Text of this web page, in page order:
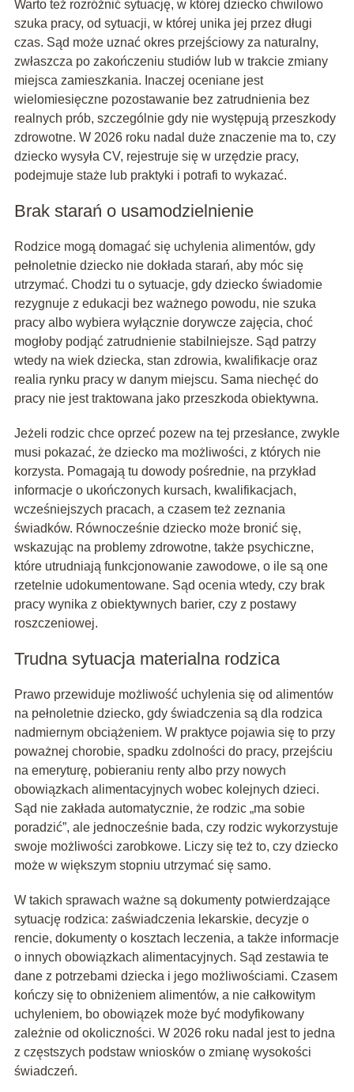
Warto też rozróżnić sytuację, w której dziecko chwilowo
szuka pracy, od sytuacji, w której unika jej przez długi
czas. Sąd może uznać okres przejściowy za naturalny,
zwłaszcza po zakończeniu studiów lub w trakcie zmiany
miejsca zamieszkania. Inaczej oceniane jest
wielomiesięczne pozostawanie bez zatrudnienia bez
realnych prób, szczególnie gdy nie występują przeszkody
zdrowotne. W 2026 roku nadal duże znaczenie ma to, czy
dziecko wysyła CV, rejestruje się w urzędzie pracy,
podejmuje staże lub praktyki i potrafi to wykazać.
Brak starań o usamodzielnienie
Rodzice mogą domagać się uchylenia alimentów, gdy
pełnoletnie dziecko nie dokłada starań, aby móc się
utrzymać. Chodzi tu o sytuacje, gdy dziecko świadomie
rezygnuje z edukacji bez ważnego powodu, nie szuka
pracy albo wybiera wyłącznie dorywcze zajęcia, choć
mogłoby podjąć zatrudnienie stabilniejsze. Sąd patrzy
wtedy na wiek dziecka, stan zdrowia, kwalifikacje oraz
realia rynku pracy w danym miejscu. Sama niechęć do
pracy nie jest traktowana jako przeszkoda obiektywna.
Jeżeli rodzic chce oprzeć pozew na tej przesłance, zwykle
musi pokazać, że dziecko ma możliwości, z których nie
korzysta. Pomagają tu dowody pośrednie, na przykład
informacje o ukończonych kursach, kwalifikacjach,
wcześniejszych pracach, a czasem też zeznania
świadków. Równocześnie dziecko może bronić się,
wskazując na problemy zdrowotne, także psychiczne,
które utrudniają funkcjonowanie zawodowe, o ile są one
rzetelnie udokumentowane. Sąd ocenia wtedy, czy brak
pracy wynika z obiektywnych barier, czy z postawy
roszczeniowej.
Trudna sytuacja materialna rodzica
Prawo przewiduje możliwość uchylenia się od alimentów
na pełnoletnie dziecko, gdy świadczenia są dla rodzica
nadmiernym obciążeniem. W praktyce pojawia się to przy
poważnej chorobie, spadku zdolności do pracy, przejściu
na emeryturę, pobieraniu renty albo przy nowych
obowiązkach alimentacyjnych wobec kolejnych dzieci.
Sąd nie zakłada automatycznie, że rodzic „ma sobie
poradzić”, ale jednocześnie bada, czy rodzic wykorzystuje
swoje możliwości zarobkowe. Liczy się też to, czy dziecko
może w większym stopniu utrzymać się samo.
W takich sprawach ważne są dokumenty potwierdzające
sytuację rodzica: zaświadczenia lekarskie, decyzje o
rencie, dokumenty o kosztach leczenia, a także informacje
o innych obowiązkach alimentacyjnych. Sąd zestawia te
dane z potrzebami dziecka i jego możliwościami. Czasem
kończy się to obniżeniem alimentów, a nie całkowitym
uchyleniem, bo obowiązek może być modyfikowany
zależnie od okoliczności. W 2026 roku nadal jest to jedna
z częstszych podstaw wniosków o zmianę wysokości
świadczeń.